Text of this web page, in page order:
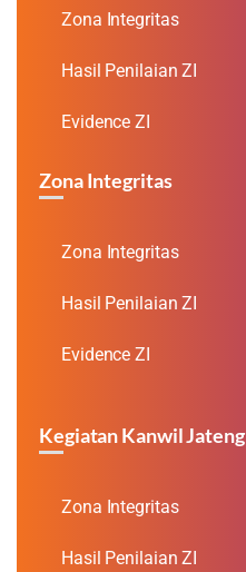
Zona Integritas
Hasil Penilaian ZI
Evidence ZI
Zona Integritas
Zona Integritas
Hasil Penilaian ZI
Evidence ZI
Kegiatan Kanwil Jateng
Zona Integritas
Hasil Penilaian ZI